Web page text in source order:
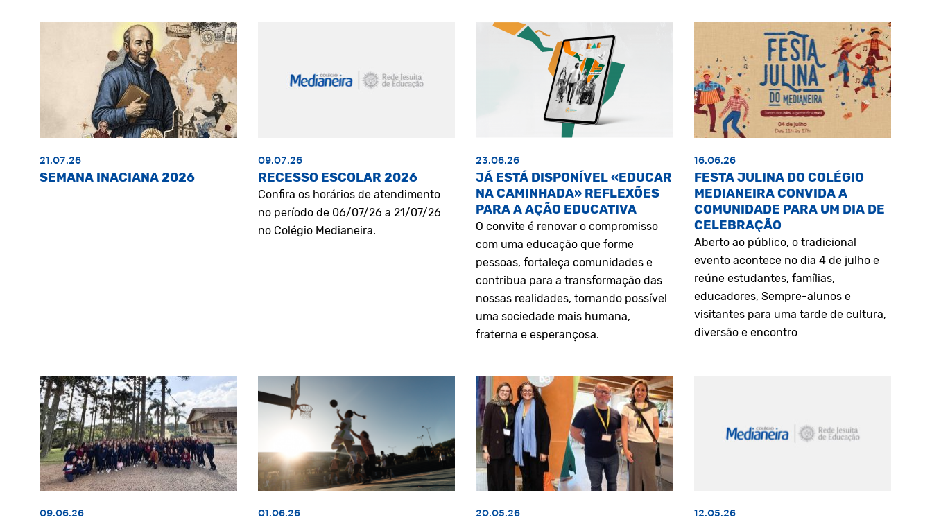
21.07.26
SEMANA INACIANA 2026
09.07.26
RECESSO ESCOLAR 2026
Confira os horários de atendimento
no período de 06/07/26 a 21/07/26
no Colégio Medianeira.
23.06.26
JÁ ESTÁ DISPONÍVEL «EDUCAR
NA CAMINHADA» REFLEXÕES
PARA A AÇÃO EDUCATIVA
O convite é renovar o compromisso
com uma educação que forme
pessoas, fortaleça comunidades e
contribua para a transformação das
nossas realidades, tornando possível
uma sociedade mais humana,
fraterna e esperançosa.
16.06.26
FESTA JULINA DO COLÉGIO
MEDIANEIRA CONVIDA A
COMUNIDADE PARA UM DIA DE
CELEBRAÇÃO
Aberto ao público, o tradicional
evento acontece no dia 4 de julho e
reúne estudantes, famílias,
educadores, Sempre-alunos e
visitantes para uma tarde de cultura,
diversão e encontro
09.06.26 01.06.26 20.05.26 12.05.26